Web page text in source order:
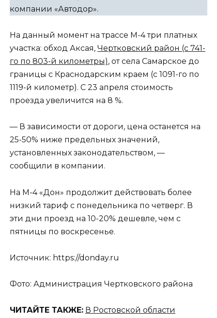
компании «Автодор».
На данный момент на трассе М-4 три платных
участка: обход Аксая, Чертковский район (с 741-
го по 803-й километры), от села Самарское до
границы с Краснодарским краем (с 1091-го по
1119-й километр). С 23 апреля стоимость
проезда увеличится на 8 %.
— В зависимости от дороги, цена останется на
25-50% ниже предельных значений,
установленных законодательством, —
сообщили в компании.
На М-4 «Дон» продолжит действовать более
низкий тариф с понедельника по четверг. В
эти дни проезд на 10-20% дешевле, чем с
пятницы по воскресенье.
Источник: https://donday.ru
Фото: Администрация Чертковского района
ЧИТАЙТЕ ТАКЖЕ: В Ростовской области